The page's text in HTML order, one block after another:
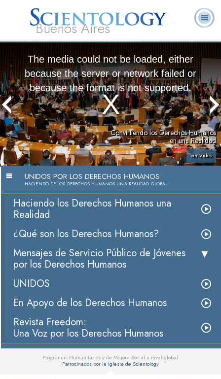
Buenos Aires
The media could not be loaded, either
because the server or network failed or
because the format is not supported.
Convirtiendo los Derechos Humanos
en una Realidad
Ver Video
UNIDOS POR LOS DERECHOS HUMANOS
HACIENDO DE LOS DERECHOS HUMANOS UNA REALIDAD GLOBAL
Haciendo los Derechos Humanos una
Realidad
¿Qué son los Derechos Humanos?
Mensajes de Servicio Público de Jóvenes
por los Derechos Humanos
UNIDOS
En Apoyo de los Derechos Humanos
Revista Freedom:
Una Voz por los Derechos Humanos
Programas Humanitarios y de Mejora Social a nivel global
Patrocinados por la Iglesia de Scientology